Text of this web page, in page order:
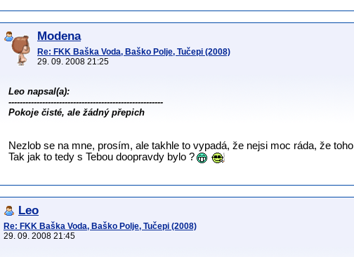
Modena
Re: FKK Baška Voda, Baško Polje, Tučepi (2008)
29. 09. 2008 21:25
Leo napsal(a):
-------------------------------------------------------
Pokoje čisté, ale žádný přepich
Nezlob se na mne, prosím, ale takhle to vypadá, že nejsi moc ráda, že toho
Tak jak to tedy s Tebou doopravdy bylo ?
Leo
Re: FKK Baška Voda, Baško Polje, Tučepi (2008)
29. 09. 2008 21:45